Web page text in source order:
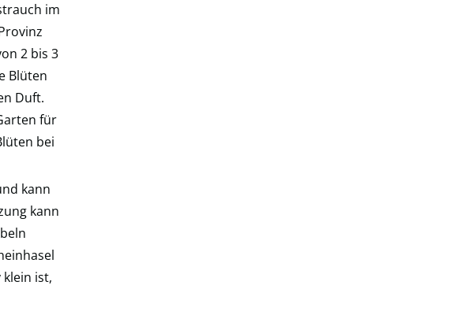
im
2 bis 3
Blüten
Duft.
für
bei
kann
kann
ist,